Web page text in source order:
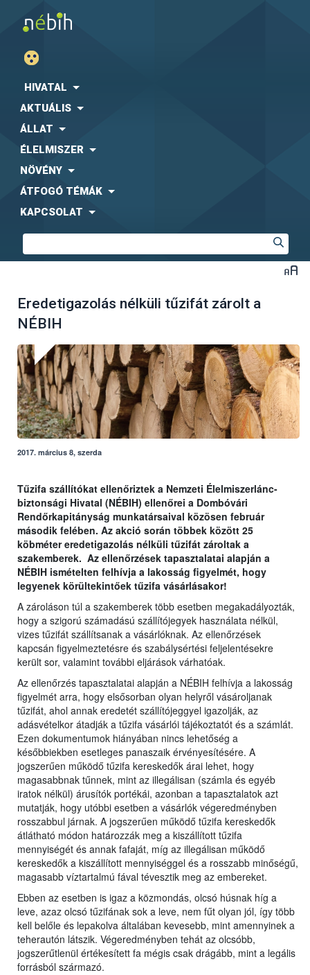
HIVATAL
AKTUÁLIS
ÁLLAT
ÉLELMISZER
NÖVÉNY
ÁTFOGÓ TÉMÁK
KAPCSOLAT
Eredetigazolás nélküli tűzifát zárolt a
NÉBIH
2017. március 8, szerda
Tűzifa szállítókat ellenőriztek a Nemzeti Élelmiszerlánc-
biztonsági Hivatal (NÉBIH) ellenőrei a Dombóvári
Rendőrkapitányság munkatársaival közösen február
második felében. Az akció során többek között 25
köbméter eredetigazolás nélküli tűzifát zároltak a
szakemberek. Az ellenőrzések tapasztalatai alapján a
NÉBIH ismételten felhívja a lakosság figyelmét, hogy
legyenek körültekintőek tűzifa vásárlásakor!
A zároláson túl a szakemberek több esetben megakadályozták,
hogy a szigorú számadású szállítójegyek használata nélkül,
vizes tűzifát szállítsanak a vásárlóknak. Az ellenőrzések
kapcsán figyelmeztetésre és szabálysértési feljelentésekre
került sor, valamint további eljárások várhatóak.
Az ellenőrzés tapasztalatai alapján a NÉBIH felhívja a lakosság
figyelmét arra, hogy elsősorban olyan helyről vásároljanak
tűzifát, ahol annak eredetét szállítójeggyel igazolják, az
adásvételkor átadják a tűzifa vásárlói tájékoztatót és a számlát.
Ezen dokumentumok hiányában nincs lehetőség a
későbbiekben esetleges panaszaik érvényesítésére. A
jogszerűen működő tűzifa kereskedők árai lehet, hogy
magasabbnak tűnnek, mint az illegálisan (számla és egyéb
iratok nélkül) árusítók portékái, azonban a tapasztalatok azt
mutatják, hogy utóbbi esetben a vásárlók végeredményben
rosszabbul járnak. A jogszerűen működő tűzifa kereskedők
átlátható módon határozzák meg a kiszállított tűzifa
mennyiségét és annak fafaját, míg az illegálisan működő
kereskedők a kiszállított mennyiséggel és a rosszabb minőségű,
magasabb víztartalmú fával tévesztik meg az embereket.
Ebben az esetben is igaz a közmondás, olcsó húsnak híg a
leve, azaz olcsó tűzifának sok a leve, nem fűt olyan jól, így több
kell belőle és lepakolva általában kevesebb, mint amennyinek a
teherautón látszik. Végeredményben tehát az olcsóbb,
jogszerűtlenül értékesített fa mégis csak drágább, mint a legális
forrásból származó.